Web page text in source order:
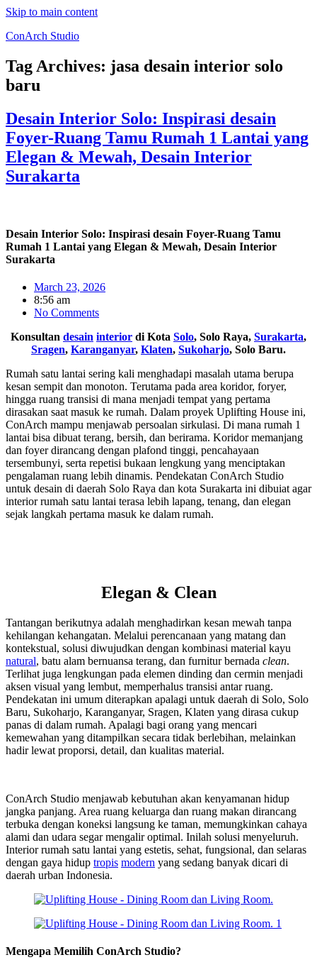
Skip to main content
ConArch Studio
Tag Archives: jasa desain interior solo
baru
Desain Interior Solo: Inspirasi desain
Foyer-Ruang Tamu Rumah 1 Lantai yang
Elegan & Mewah, Desain Interior
Surakarta
Desain Interior Solo: Inspirasi desain Foyer-Ruang Tamu
Rumah 1 Lantai yang Elegan & Mewah, Desain Interior
Surakarta
March 23, 2026
8:56 am
No Comments
Konsultan desain interior di Kota Solo, Solo Raya, Surakarta,
Sragen, Karanganyar, Klaten, Sukoharjo, Solo Baru.
Rumah satu lantai sering kali menghadapi masalah utama berupa
kesan sempit dan monoton. Terutama pada area koridor, foryer,
hingga ruang transisi di mana menjadi tempat yang pertama
dirasakan saat masuk ke rumah. Dalam proyek Uplifting House ini,
ConArch mampu menjawab persoalan sirkulasi. Di mana rumah 1
lantai bisa dibuat terang, bersih, dan berirama. Koridor memanjang
dan foyer dirancang dengan plafond tinggi, pencahayaan
tersembunyi, serta repetisi bukaan lengkung yang menciptakan
pengalaman ruang lebih dinamis. Pendekatan ConArch Studio
untuk desain di daerah Solo Raya dan kota Surakarta ini dibuiat agar
interior rumah satu lantai terasa lebih lapang, tenang, dan elegan
sejak langkah pertama masuk ke dalam rumah.
Elegan & Clean
Tantangan berikutnya adalah menghadirkan kesan mewah tanpa
kehilangan kehangatan. Melalui perencanaan yang matang dan
kontekstual, solusi diwujudkan dengan kombinasi material kayu
natural, batu alam bernuansa terang, dan furnitur bernada clean.
Terlihat juga lengkungan pada elemen dinding dan cermin menjadi
aksen visual yang lembut, memperhalus transisi antar ruang.
Pendekatan ini umum diterapkan apalagi untuk daerah di Solo, Solo
Baru, Sukoharjo, Karanganyar, Sragen, Klaten yang dirasa cukup
panas di dalam rumah. Apalagi bagi orang yang mencari
kemewahan yang ditampilkan secara tidak berlebihan, melainkan
hadir lewat proporsi, detail, dan kualitas material.
ConArch Studio menjawab kebutuhan akan kenyamanan hidup
jangka panjang. Area ruang keluarga dan ruang makan dirancang
terbuka dengan koneksi langsung ke taman, memungkinkan cahaya
alami dan udara segar mengalir optimal. Inilah solusi menyeluruh.
Interior rumah satu lantai yang estetis, sehat, fungsional, dan selaras
dengan gaya hidup tropis modern yang sedang banyak dicari di
daerah urban Indonesia.
Mengapa Memilih ConArch Studio?